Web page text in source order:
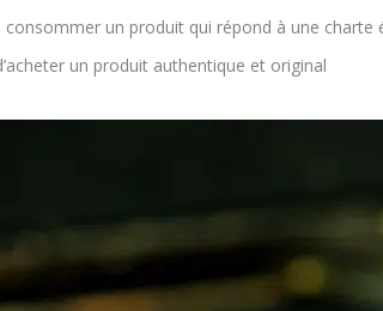
consommer un produit qui répond à une charte
un produit authentique et original